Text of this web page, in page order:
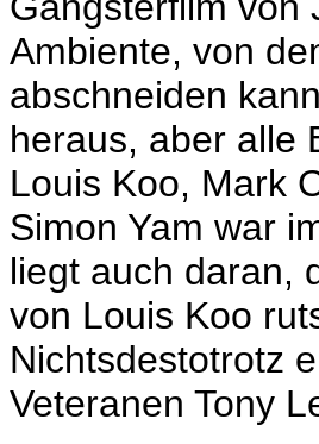
Ambiente, von
abschneiden
heraus, aber alle
Louis Koo, Mark
Simon Yam war
liegt auch daran,
von Louis Koo
Nichtsdestotrotz
Veteranen Tony